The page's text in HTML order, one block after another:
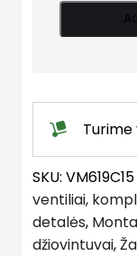
veržle
SKU: VM619C15
ventiliai,
detalės,
džiovintuvai,